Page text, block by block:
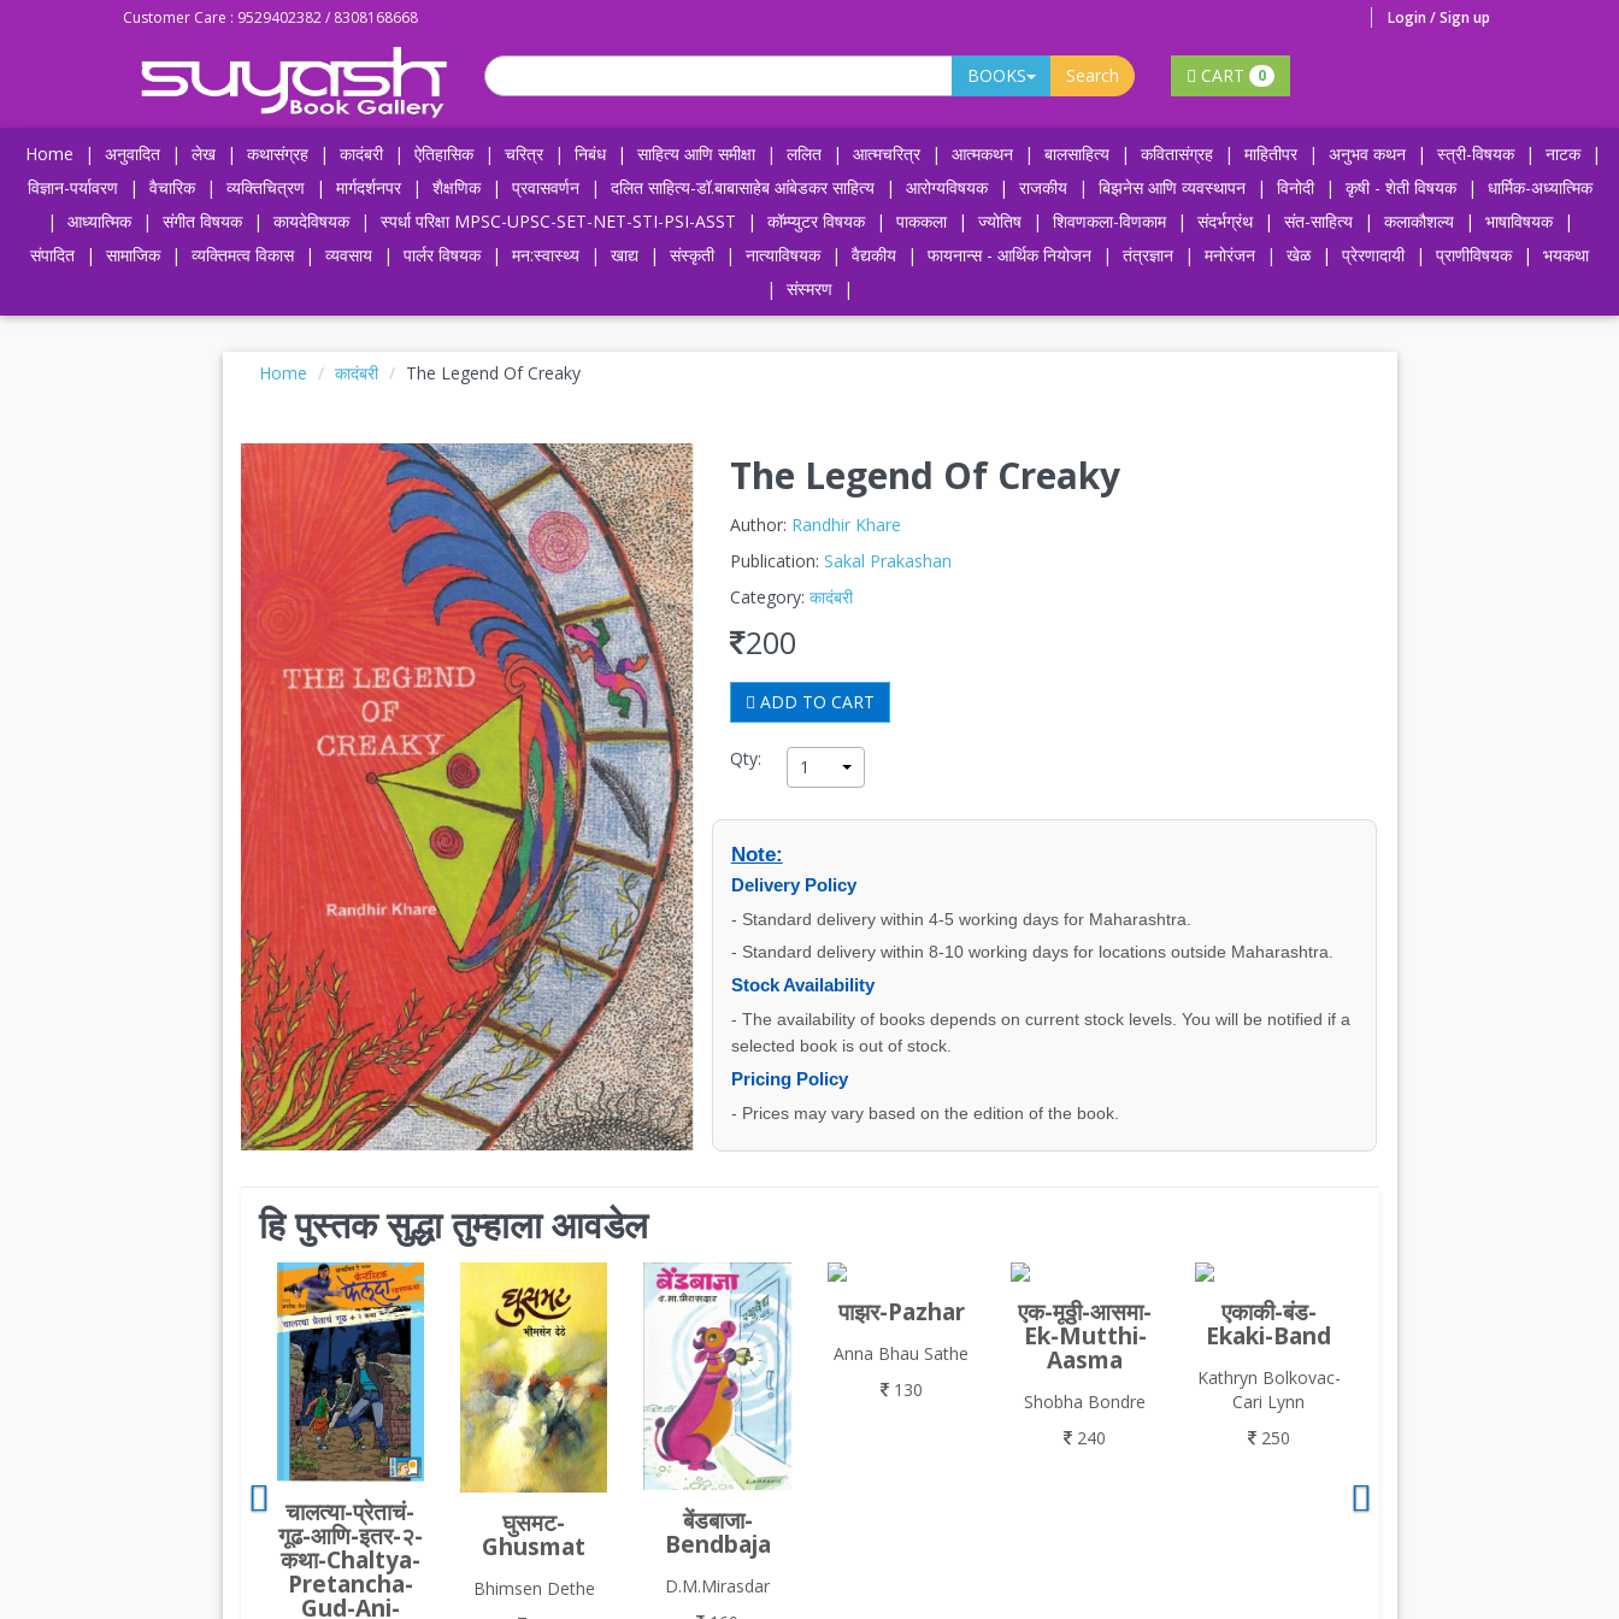
Customer Care : 9529402382 / 8308168668 Login / Sign up
BOOKS Search CART 0
Home | अनुवादित | लेख | कथासंग्रह | कादंबरी | ऐतिहासिक | चरित्र | निबंध | साहित्य आणि समीक्षा | ललित | आत्मचरित्र | आत्मकथन | बालसाहित्य | कवितासंग्रह | माहितीपर | अनुभव कथन | स्त्री-विषयक | नाटक
|
विज्ञान-पर्यावरण
| वैचारिक | व्यक्तिचित्रण | मार्गदर्शनपर | शैक्षणिक | प्रवासवर्णन | दलित साहित्य-डॉ.बाबासाहेब आंबेडकर साहित्य | आरोग्यविषयक | राजकीय | बिझनेस आणि व्यवस्थापन | विनोदी | कृषी - शेती विषयक |
धार्मिक-अध्यात्मिक
|
आध्यात्मिक | संगीत विषयक | कायदेविषयक | स्पर्धा परिक्षा MPSC-UPSC-SET-NET-STI-PSI-ASST | कॉम्प्युटर विषयक | पाककला | ज्योतिष | शिवणकला-विणकाम | संदर्भग्रंथ | संत-साहित्य | कलाकौशल्य | भाषाविषयक
|
संपादित
| सामाजिक | व्यक्तिमत्व विकास | व्यवसाय | पार्लर विषयक | मन:स्वास्थ्य | खाद्य | संस्कृती | नात्याविषयक | वैद्यकीय | फायनान्स - आर्थिक नियोजन | तंत्रज्ञान | मनोरंजन | खेळ | प्रेरणादायी | प्राणीविषयक |
भयकथा
|
संस्मरण |
Home कादंबरी The Legend Of Creaky
The Legend Of Creaky
Author: Randhir Khare
Publication: Sakal Prakashan
Category: कादंबरी
200
ADD TO CART
Qty: 1
Note:
Delivery Policy
- Standard delivery within 4-5 working days for Maharashtra.
- Standard delivery within 8-10 working days for locations outside Maharashtra.
Stock Availability
- The availability of books depends on current stock levels. You will be notified if a
selected book is out of stock.
Pricing Policy
- Prices may vary based on the edition of the book.
हि पुस्तक सुद्धा तुम्हाला आवडेल
चालत्या-प्रेताचं-
गूढ-आणि-इतर-२-
कथा-Chaltya-
Pretancha-
Gud-Ani-
घुसमट-
Ghusmat
Bhimsen Dethe
बेंडबाजा-
Bendbaja
D.M.Mirasdar
पाझर-Pazhar
Anna Bhau Sathe
130
एक-मूठ्ठी-आसमा-
Ek-Mutthi-
Aasma
Shobha Bondre
240
एकाकी-बंड-
Ekaki-Band
Kathryn Bolkovac-
Cari Lynn
250